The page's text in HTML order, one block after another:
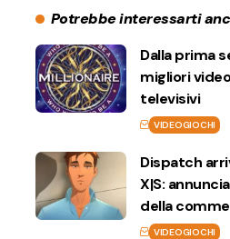
Potrebbe interessarti
Dalla prima
migliori
televisivi
VIDEOGIOCHI
Dispatch
X|S:
della
VIDEOGIOCHI